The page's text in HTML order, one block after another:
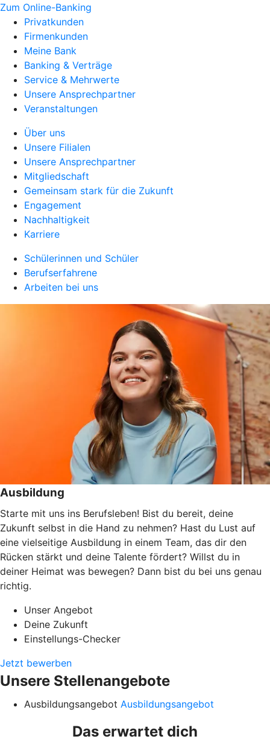
Zum Online-Banking
Privatkunden
Firmenkunden
Meine Bank
Banking & Verträge
Service & Mehrwerte
Unsere Ansprechpartner
Veranstaltungen
Über uns
Unsere Filialen
Unsere Ansprechpartner
Mitgliedschaft
Gemeinsam stark für die Zukunft
Engagement
Nachhaltigkeit
Karriere
Schülerinnen und Schüler
Berufserfahrene
Arbeiten bei uns
Ausbildung
Starte mit uns ins Berufsleben! Bist du bereit, deine
Zukunft selbst in die Hand zu nehmen? Hast du Lust auf
eine vielseitige Ausbildung in einem Team, das dir den
Rücken stärkt und deine Talente fördert? Willst du in
deiner Heimat was bewegen? Dann bist du bei uns genau
richtig.
Unser Angebot
Deine Zukunft
Einstellungs-Checker
Jetzt bewerben
Unsere Stellenangebote
Ausbildungsangebot Ausbildungsangebot
Das erwartet dich